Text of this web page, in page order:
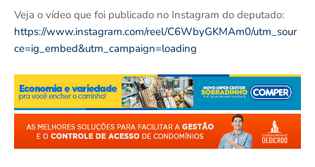
Veja o vídeo que foi publicado no Instagram do deputado:
https://www.instagram.com/reel/C6WbyGKMAm0/utm_sour
ce=ig_embed&utm_campaign=loading